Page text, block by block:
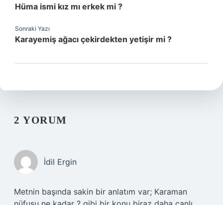
Hüma ismi kız mı erkek mi ?
Sonraki Yazı
Karayemiş ağacı çekirdekten yetişir mi ?
2 YORUM
İdil Ergin
Metnin başında sakin bir anlatım var; Karaman